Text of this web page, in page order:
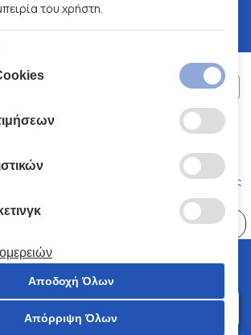
ΧΑΛΚΙΑΔΑΚΗΣ Α.Ε.
Κώδικας Δεοντολογίας
all rights reserved
του χρήστη.
Αποδοχή Όλων
Απόρριψη Όλων